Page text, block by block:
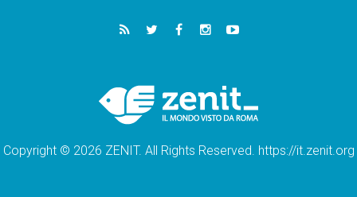
Copyright © 2026 ZENIT. All Rights Reserved. https://it.zenit.org